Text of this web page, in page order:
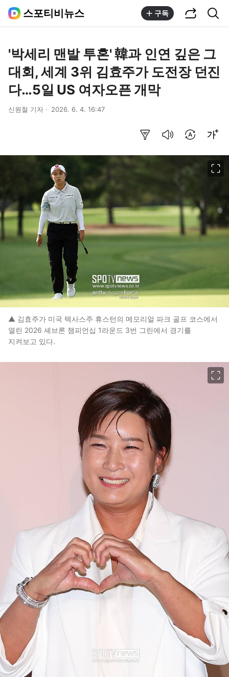
스포티비뉴스 구독
'박세리 맨발 투혼' 韓과 인연 깊은 그
대회, 세계 3위 김효주가 도전장 던진
다…5일 US 여자오픈 개막
신원철 기자 2026. 6. 4. 16:47
▲ 김효주가 미국 텍사스주 휴스턴의 메모리얼 파크 골프 코스에서
열린 2026 셰브론 챔피언십 1라운드 3번 그린에서 경기를
지켜보고 있다.